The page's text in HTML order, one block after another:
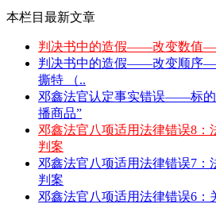
本栏目最新文章
判决书中的造假——改变数值
判决书中的造假——改变顺序
撕特 （..
邓鑫法官认定事实错误——标的
播商品”
邓鑫法官八项适用法律错误8：
判案
邓鑫法官八项适用法律错误7：
判案
邓鑫法官八项适用法律错误6：